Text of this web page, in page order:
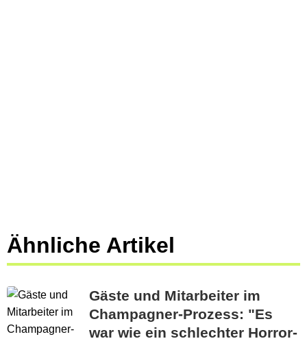
Ähnliche Artikel
Gäste und Mitarbeiter im
Champagner-Prozess: "Es
war wie ein schlechter Horror-